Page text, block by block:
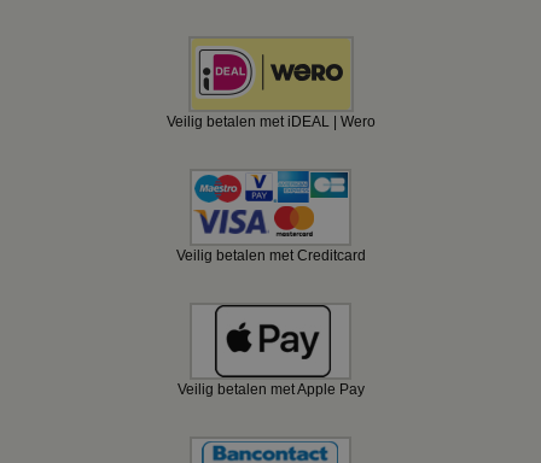
Veilig betalen met iDEAL | Wero
Veilig betalen met Creditcard
Veilig betalen met Apple Pay